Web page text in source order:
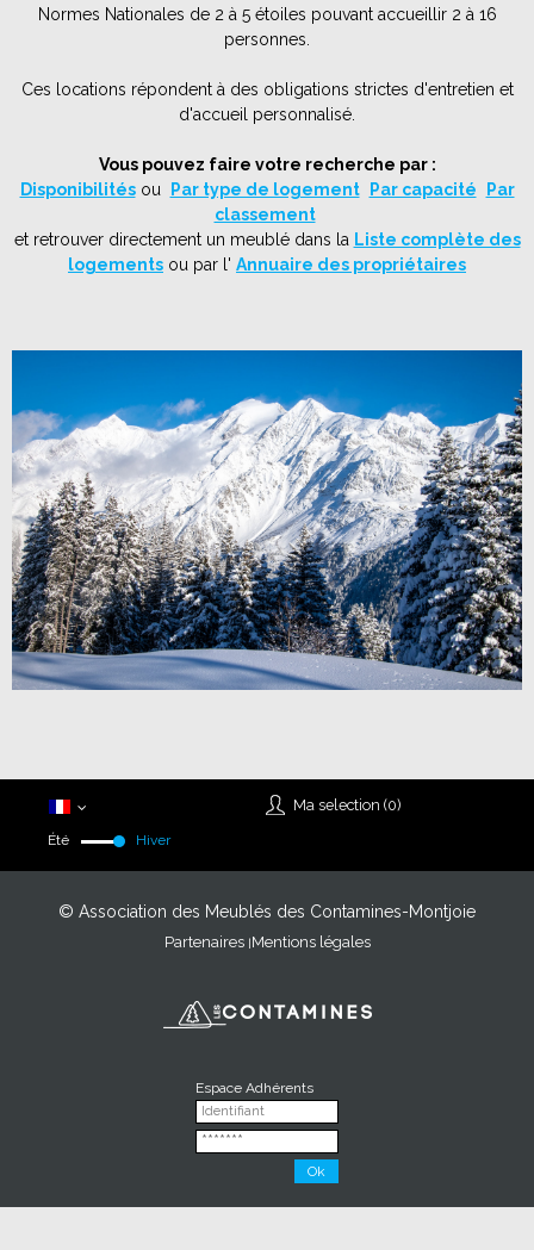
Normes Nationales de 2 à 5 étoiles pouvant accueillir 2 à 16
personnes.
Ces locations répondent à des obligations strictes d'entretien et
d'accueil personnalisé.
Vous pouvez faire votre recherche par :
Disponibilitésou Par type de logement Par capacité
Par
classement
et retrouver directement un meublé dans la Liste complète des
logements ou par l' Annuaire des propriétaires
Ma selection (0)
Été Hiver
© Association des Meublés des Contamines-Montjoie
Partenaires Mentions légales
Espace Adhérents